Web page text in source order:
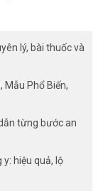
lý, bài thuốc và
Mẫu Phổ Biến,
từng bước an
hiệu quả, lộ